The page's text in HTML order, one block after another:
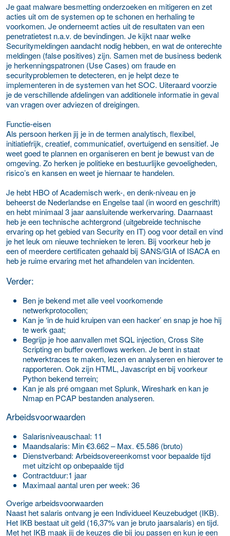
Je gaat malware besmetting onderzoeken en mitigeren en zet
acties uit om de systemen op te schonen en herhaling te
voorkomen. Je onderneemt acties uit de resultaten van een
penetratietest n.a.v. de bevindingen. Je kijkt naar welke
Securitymeldingen aandacht nodig hebben, en wat de onterechte
meldingen (false positives) zijn. Samen met de business bedenk
je herkenningspatronen (Use Cases) om fraude en
securityproblemen te detecteren, en je helpt deze te
implementeren in de systemen van het SOC. Uiteraard voorzie
je de verschillende afdelingen van additionele informatie in geval
van vragen over adviezen of dreigingen.
Functie-eisen
Als persoon herken jij je in de termen analytisch, flexibel,
initiatiefrijk, creatief, communicatief, overtuigend en sensitief. Je
weet goed te plannen en organiseren en bent je bewust van de
omgeving. Zo herken je politieke en bestuurlijke gevoeligheden,
risico’s en kansen en weet je hiernaar te handelen.
Je hebt HBO of Academisch werk-, en denk-niveau en je
beheerst de Nederlandse en Engelse taal (in woord en geschrift)
en hebt minimaal 3 jaar aansluitende werkervaring. Daarnaast
heb je een technische achtergrond (uitgebreide technische
ervaring op het gebied van Security en IT) oog voor detail en vind
je het leuk om nieuwe technieken te leren. Bij voorkeur heb je
een of meerdere certificaten gehaald bij SANS/GIA of ISACA en
heb je ruime ervaring met het afhandelen van incidenten.
Verder:
Ben je bekend met alle veel voorkomende
netwerkprotocollen;
Kan je ‘in de huid kruipen van een hacker’ en snap je hoe hij
te werk gaat;
Begrijp je hoe aanvallen met SQL injection, Cross Site
Scripting en buffer overflows werken. Je bent in staat
netwerktraces te maken, lezen en analyseren en hierover te
rapporteren. Ook zijn HTML, Javascript en bij voorkeur
Python bekend terrein;
Kan je als pré omgaan met Splunk, Wireshark en kan je
Nmap en PCAP bestanden analyseren.
Arbeidsvoorwaarden
Salaris­niveauschaal: 11
Maand­salaris: Min €3.662 – Max. €5.586 (bruto)
Dienst­verband: Arbeidsovereenkomst voor bepaalde tijd
met uitzicht op onbepaalde tijd
Contract­duur:1 jaar
Maximaal aantal uren per week: 36
Overige arbeidsvoorwaarden
Naast het salaris ontvang je een Individueel Keuzebudget (IKB).
Het IKB bestaat uit geld (16,37% van je bruto jaarsalaris) en tijd.
Met het IKB maak jij de keuzes die bij jou passen en kun je een